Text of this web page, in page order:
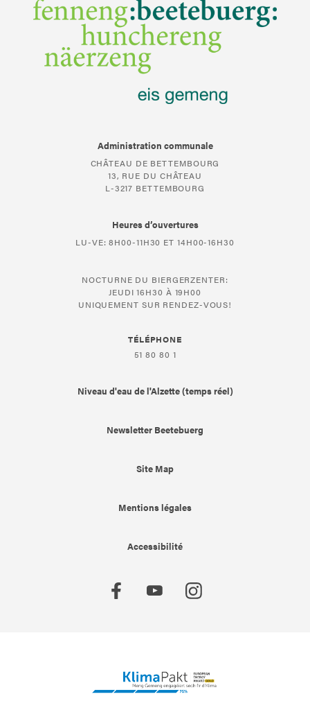
Administration communale
CHÂTEAU DE BETTEMBOURG
13, RUE DU CHÂTEAU
L-3217 BETTEMBOURG
Heures d’ouvertures
LU-VE: 8H00-11H30 ET 14H00-16H30
NOCTURNE DU BIERGERZENTER:
JEUDI 16H30 À 19H00
UNIQUEMENT SUR RENDEZ-VOUS!
TÉLÉPHONE
51 80 80 1
Niveau d'eau de l'Alzette (temps réel)
Newsletter Beetebuerg
Site Map
Mentions légales
Accessibilité